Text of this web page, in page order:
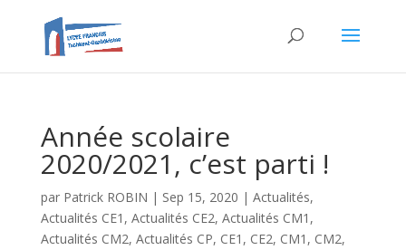
Année scolaire
2020/2021, c’est parti !
par Patrick ROBIN | Sep 15, 2020 | Actualités,
Actualités CE1 , Actualités CE2, Actualités CM1 ,
Actualités CM2, Actualités CP, CE1 , CE2, CM1 , CM2,